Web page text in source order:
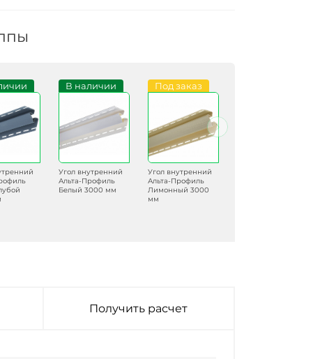
В наличии
Угол внутренний
Альта-Профиль
Белый 3000 мм
Под заказ
Угол внутренний
Альта-Профиль
Лимонный 3000
мм
Получить расчет